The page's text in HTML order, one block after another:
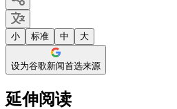
小 标准 中 大
设为谷歌新闻首选来源
延伸阅读